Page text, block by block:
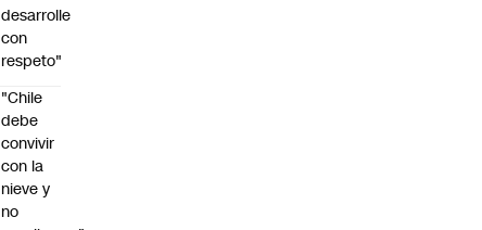
desarrolle
con
respeto"
"Chile
debe
convivir
con la
nieve y
no